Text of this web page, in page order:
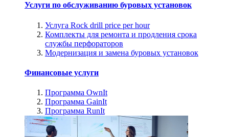
Услуги по обслуживанию буровых установок
Услуга Rock drill price per hour
Комплекты для ремонта и продления срока
службы перфораторов
Модернизация и замена буровых установок
Финансовые услуги
Программа OwnIt
Программа GainIt
Программа RunIt